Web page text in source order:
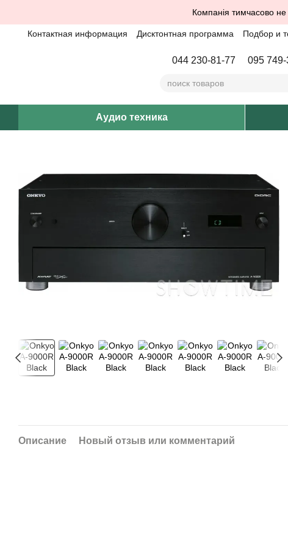
Компанія тимчасово
Контактная информация Дисктонтная программа Подбор и
044 230-81-77 095
Аудио техника
Описание Новый отзыв или комментарий